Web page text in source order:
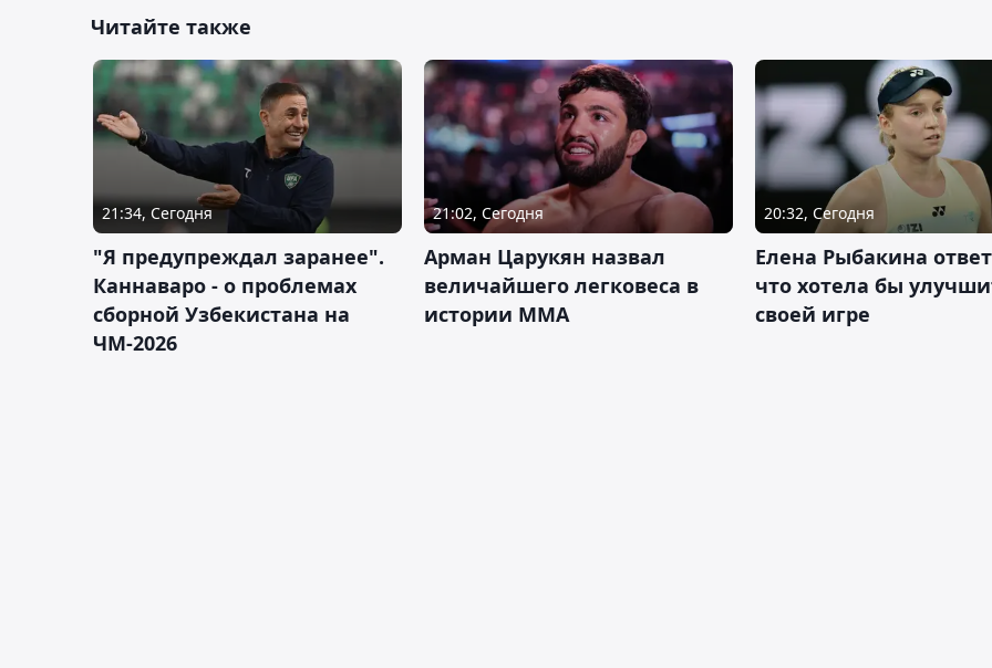
Читайте также
21:34, Сегодня
"Я предупреждал заранее".
Каннаваро - о проблемах
сборной Узбекистана на
ЧМ-2026
21:02, Сегодня
Арман Царукян назвал
величайшего легковеса в
истории ММА
20:32, Сегодня
Елена Рыбакина
что хотела бы
своей игре